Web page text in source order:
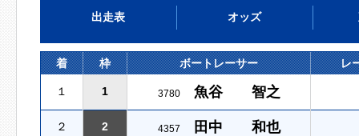
出走表 オッズ
着 枠 ボートレーサー レ
１ 1 3780 魚谷 智之
２ 2 4357 田中 和也